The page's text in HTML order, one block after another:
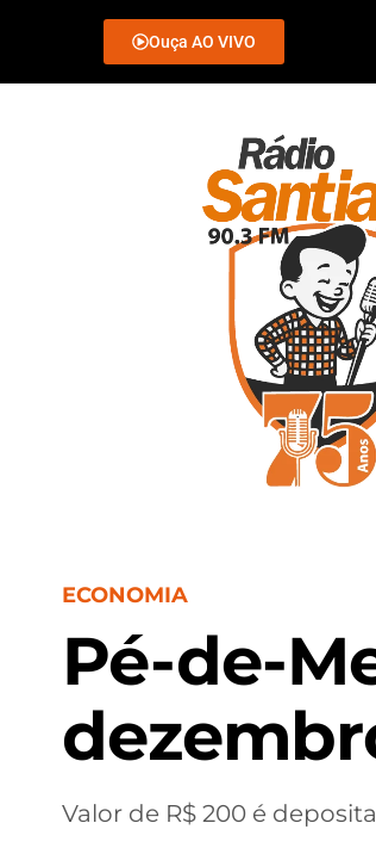
Ouça AO VIVO
ECONOMIA
Pé-de-
Valor de R$ 200 é